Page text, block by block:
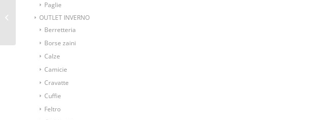
Paglie
OUTLET INVERNO
Berretteria
Borse zaini
Calze
Camicie
Cravatte
Cuffie
Feltro
Ascot foulard da collo
fondo blu marino
fantasia pallini rossi